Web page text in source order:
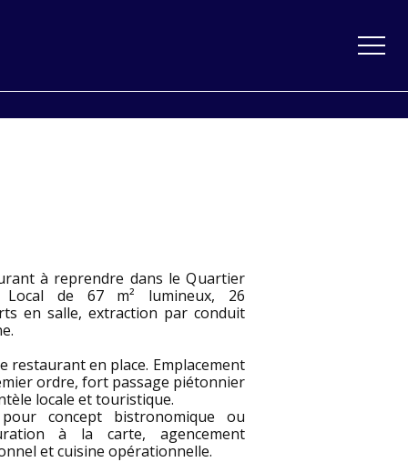
à reprendre dans le Quartier
Local de 67 m² lumineux, 26
en salle, extraction par conduit
restaurant en place. Emplacement
ordre, fort passage piétonnier
locale et touristique.
concept bistronomique ou
à la carte, agencement
et cuisine opérationnelle.